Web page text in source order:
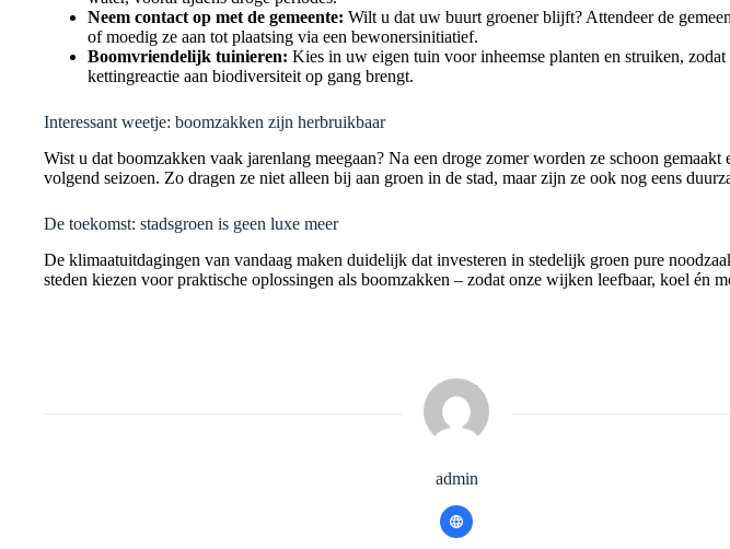
Neem contact op met de gemeente: Wilt u dat uw buurt groener blijft? Attendeer de
of moedig ze aan tot plaatsing via een bewonersinitiatief.
Boomvriendelijk tuinieren: Kies in uw eigen tuin voor inheemse planten en struiken, zodat
kettingreactie aan biodiversiteit op gang brengt.
Interessant weetje: boomzakken zijn herbruikbaar
Wist u dat boomzakken vaak jarenlang meegaan? Na een droge zomer worden ze schoon gemaakt
volgend seizoen. Zo dragen ze niet alleen bij aan groen in de stad, maar zijn ze ook nog eens
De toekomst: stadsgroen is geen luxe meer
De klimaat­uitdagingen van vandaag maken duidelijk dat investeren in stedelijk groen pure
steden kiezen voor praktische oplossingen als boomzakken – zodat onze wijken leefbaar, koel én
admin